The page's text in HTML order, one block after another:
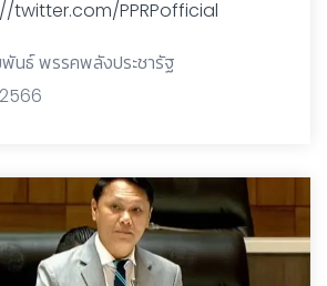
twitter.com/PPRPofficial
นธ์ พรรคพลังประชารัฐ